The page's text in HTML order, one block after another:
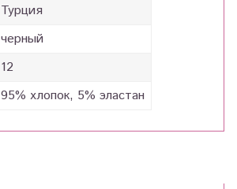
Турция
черный
12
95% хлопок, 5% эластан